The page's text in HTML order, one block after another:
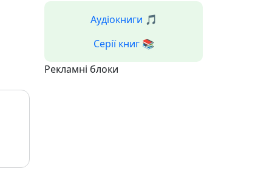
Аудіокниги 🎵
Серії книг 📚
Рекламні блоки